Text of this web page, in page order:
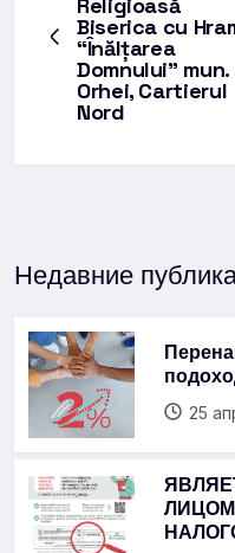
Biserica cu
“Înălțarea
Domnului” mun.
Orhei, Cartierul
Nord
Недавние
25
ЛИЦОМ